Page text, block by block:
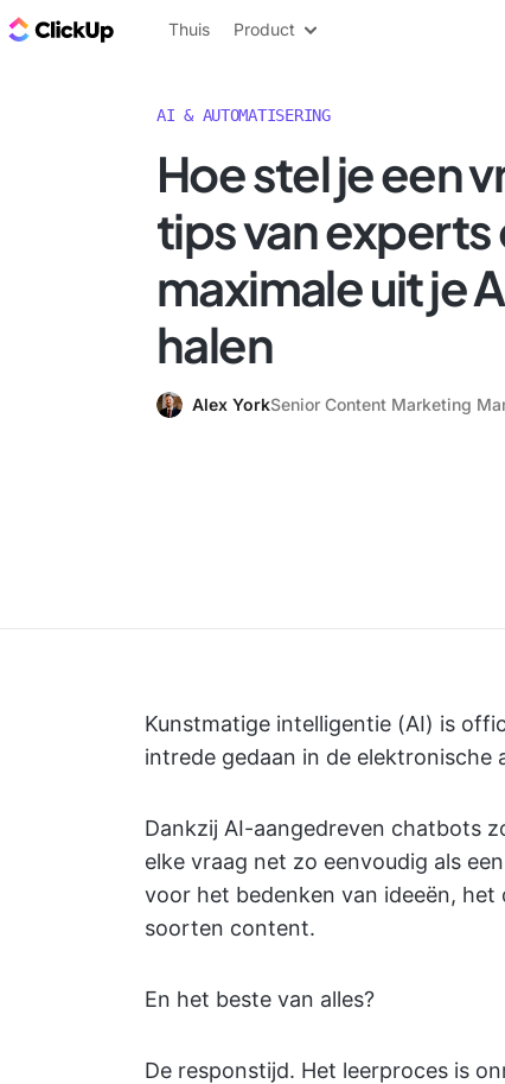
ClickUp Blog
Thuis Product
AI & AUTOMATISERING
Hoe stel je een
tips van experts
maximale uit je
halen
Alex YorkSenior Content Marketing
Kunstmatige intelligentie (AI) is
intrede gedaan in de elektronische
Dankzij AI-aangedreven chatbots
elke vraag net zo eenvoudig als
voor het bedenken van ideeën,
soorten content.
En het beste van alles?
De responstijd. Het leerproces is